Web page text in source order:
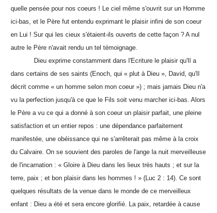
quelle pensée pour nos coeurs ! Le ciel même s'ouvrit sur un Homme
ici-bas, et le Père fut entendu exprimant le plaisir infini de son coeur
en Lui ! Sur qui les cieux s'étaient-ils ouverts de cette façon ? A nul
autre le Père n'avait rendu un tel témoignage.
Dieu exprime constamment dans l'Ecriture le plaisir qu'Il a
dans certains de ses saints (Enoch, qui « plut à Dieu », David, qu'Il
décrit comme « un homme selon mon coeur ») ; mais jamais Dieu n'a
vu la perfection jusqu'à ce que le Fils soit venu marcher ici-bas. Alors
le Père a vu ce qui a donné à son coeur un plaisir parfait, une pleine
satisfaction et un entier repos : une dépendance parfaitement
manifestée, une obéissance qui ne s'arrêterait pas même à la croix
du Calvaire. On se souvient des paroles de l'ange la nuit merveilleuse
de l'incarnation : « Gloire à Dieu dans les lieux très hauts ; et sur la
terre, paix ; et bon plaisir dans les hommes ! » (Luc 2 : 14). Ce sont
quelques résultats de la venue dans le monde de ce merveilleux
enfant : Dieu a été et sera encore glorifié. La paix, retardée à cause